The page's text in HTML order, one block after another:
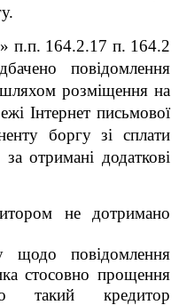
п.п. 164.2.17 п. 164.2
повідомлення
розміщення на
Інтернет письмової
боргу зі сплати
отримані додаткові
не дотримано
повідомлення
стосовно прощення
тотакий кредитор